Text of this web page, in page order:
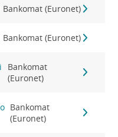
Bankomat (Euronet)
Bankomat (Euronet)
Bankomat
(Euronet)
Bankomat
(Euronet)